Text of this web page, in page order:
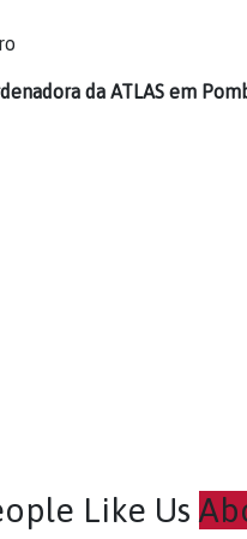
da ATLAS em
Like Us